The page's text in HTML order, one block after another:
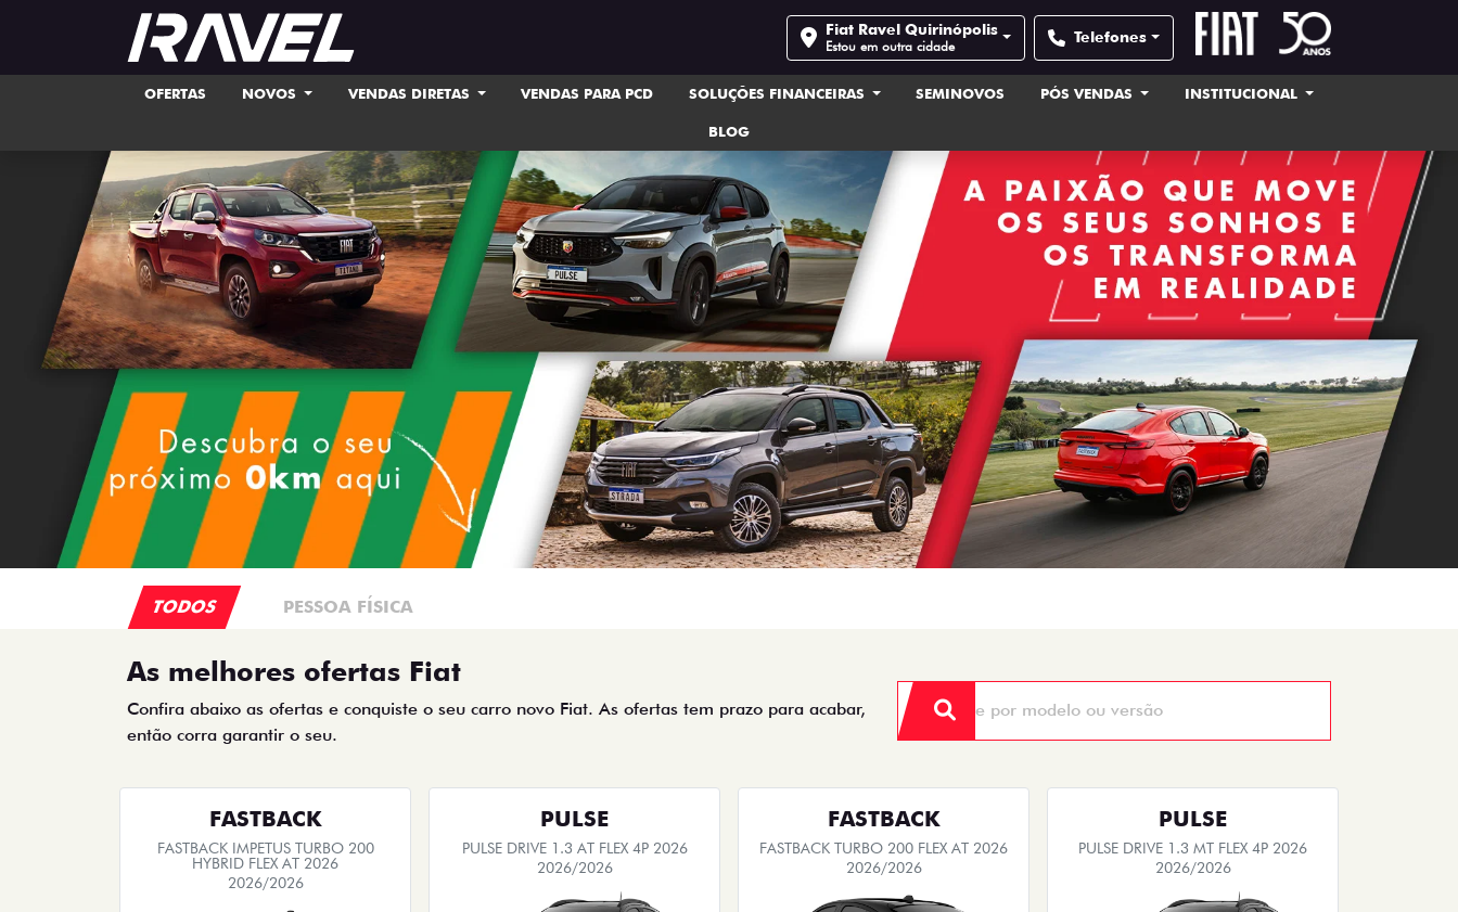
Fiat Ravel Quirinópolis
Estou em outra cidade Telefones
OFERTAS NOVOS VENDAS DIRETAS VENDAS PARA PCD SOLUÇÕES FINANCEIRAS SEMINOVOS PÓS VENDAS INSTITUCIONAL
BLOG
TODOS PESSOA FÍSICA
As melhores ofertas Fiat
Confira abaixo as ofertas e conquiste o seu carro novo Fiat. As ofertas tem prazo para acabar,
então corra garantir o seu.
FASTBACK
FASTBACK IMPETUS TURBO 200
HYBRID FLEX AT 2026
2026/2026
PULSE
PULSE DRIVE 1.3 AT FLEX 4P 2026
2026/2026
FASTBACK
FASTBACK TURBO 200 FLEX AT 2026
2026/2026
PULSE
PULSE DRIVE 1.3 MT FLEX 4P 2026
2026/2026